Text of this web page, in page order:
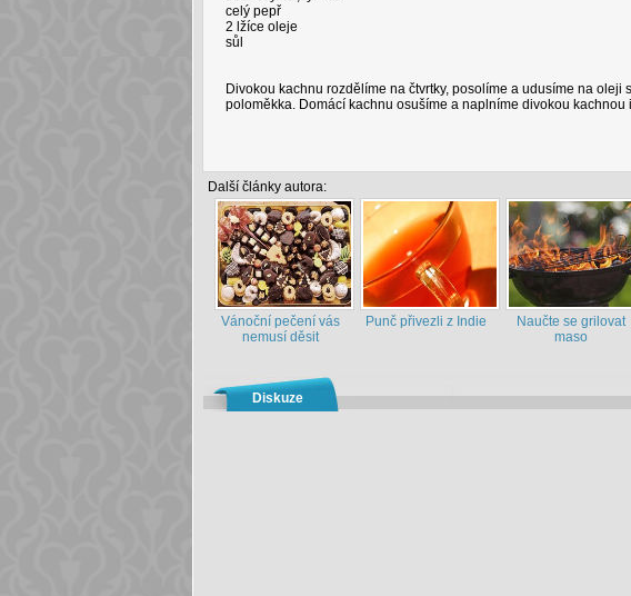
celý pepř
2 lžíce oleje
sůl
Divokou kachnu rozdělíme na čtvrtky, posolíme a udusíme na
poloměkka. Domácí kachnu osušíme a naplníme divokou
Další články autora:
Vánoční pečení vás
nemusí děsit
Punč přivezli z Indie
Naučte se grilovat
maso
Diskuze